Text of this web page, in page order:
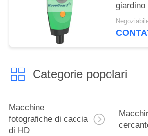
giardino
HD della
Categorie popolari
Macchine
fotografiche di caccia
di HD